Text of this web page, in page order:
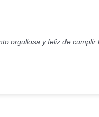
orgullosa y feliz de